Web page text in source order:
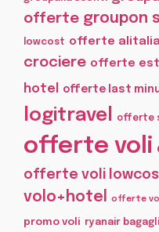
offerte groupon
lowcost offerte alitalia
crociere offerte
hotel
offerte last
logitravel
offerte
offerte voli
offerte voli
volo+hotel
offerte
promo voli ryanair